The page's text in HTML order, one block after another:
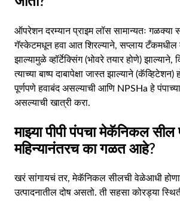
ऑपरेशन दरम्यान प्राइम लॉस सामान्यतः
गॅस्केटमधून हवा आत शिरल्याने, सप्लाय टँकमधील
झाल्यामुळे व्हॉर्टेक्सिंग (भोवरे तयार होणे) झाल्याने,
त्याच्या बाष्प दाबापेक्षा जास्त झाल्याने
पूर्णपणे हवाबंद असल्याची आणि NPSHa हे
असल्याची खात्री करा.
माझ्या पीपी पंपचा मेकॅनिकल
महिन्यानंतरच का गळत आहे?
खरं सांगायचं तर, मेकॅनिकल सीलची वेळेआधी
उत्पादनातील दोष असतो. ती सहसा कोरड्या